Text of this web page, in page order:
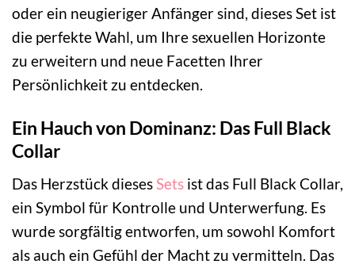
oder ein neugieriger Anfänger sind, dieses Set ist
die perfekte Wahl, um Ihre sexuellen Horizonte
zu erweitern und neue Facetten Ihrer
Persönlichkeit zu entdecken.
Ein Hauch von Dominanz: Das Full Black
Collar
Das Herzstück diesesSets ist das Full Black Collar,
ein Symbol für Kontrolle und Unterwerfung. Es
wurde sorgfältig entworfen, um sowohl Komfort
als auch ein Gefühl der Macht zu vermitteln. Das